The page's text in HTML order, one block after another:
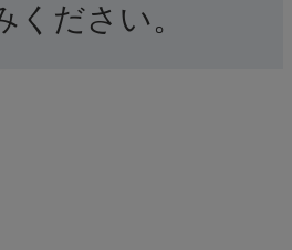
ください。